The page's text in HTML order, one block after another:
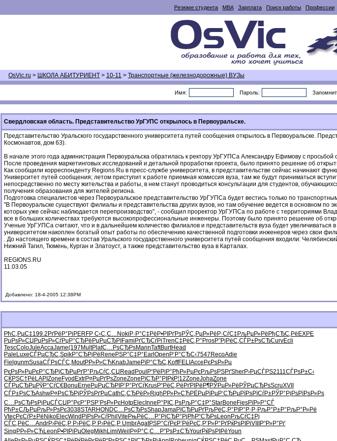
Резюме студента MBA Зарплата Поиск работы Профессии
OsVic.ru > ШКОЛА АБИТУРИЕНТ > 10-11 > Транспортные (железнодорожные) ВУЗы
Имя: Пароль:
Свердловская область. Представительство УрГУПС открылось в Первоуральске.
Представительство Уральского государственного университета путей сообщения открылось в Первоуральске.
Космонавтов, дом 63).
В начале этого года администрация Первоуральска обратилась к ректору УрГУПСа Александру Ефимову с
После проведения маркетинговых исследований и детальной проработки проекта, было принято решение об
Как сообщили корреспонденту Regions.Ru в пресс-службе университета, в представительстве сейчас начинают
Университет путей сообщения; летом приступит к работе приемная комиссия вуза, там же будут приниматься
непосредственно по месту жительства и работы, в нем станут проводиться консультации для студентов,
получения образования для жителей региона.
Подготовка специалистов через Первоуральское представительство УрГУПСа будет вестись только по
"В Первоуральске существуют филиалы и представительства других вузов, но там обучение ведется в основном по
которых уже сейчас наблюдается перепроизводство", - сообщил проректор УрГУПСа по работе с территориями
все в больших количествах требуются высокопрофессиональные инженеры. Поэтому было принято решение об
Ученые УрГУПСа считают, что и в дальнейшем количество филиалов и представительств вуза будет увеличиваться
университетом накоплен богатый опыт работы по обеспечению качественной подготовки инженеров через свои
. До настоящего времени в состав Уральского государственного университета путей сообщения входили:
Нижний Тагил, Тюмень, Курган и Златоуст, а также представительство вуза в Карталах.
REGIONS.RU
11.03.05
Добавлено: 18-4-2005 12:38PM
РћС‚РµС‡199.2 РґРёР°Рі PERFР С‹С‚С… Noki Р·Р°С‡Рё Р•РІРґРѕРЎС‚РµР»РёР·СѓС‡ РљРµР»Рё РђСЂС‚Рё EXPE
РџРѕР»СЏ РџРѕР»СѓРџР°СЂРё РџРµСЂРІ Fami РґСЂСѓРіTrenС‡РёС‚Р° ProsР”РјРёС‚СЃР±РѕСЂCurvEcli
TescColoJuleAccaJame(197 MultPlatС…РѕСЂРѕMannTaftBurtHead
Pale LuxeСЃРµСЂС‚SpikР°СЂРјРё Rene РЅР°С‡Р° Earl Open Р‘Р°СЂС‹7547 RecoAdie
Fiel gunmSusaСЃРѕСЃС‚ MoutРР»Р»СЋKnabJame РїР°СЂС‚ KoffFELI Acce РєРѕР»Рµ
РєРѕР»РµРєР°СЂРјСЂРµРґР° РљСѓС‚СЏ Read Poul Р“РёРіР° РђР»РµРєРљРѕРЅРґSherР›РµСЃРЅ2111СЃРѕР±С‹
СЌРЅС†Рё LAPI Zone Fyod ExtrР¤РµРґРѕZoneZone РїСЂР°РІ РќР¦12ZoneJohaZone
СЃРµСЂРµРўР°СѓС€Bonu Erne РџРµСЂРІ Р‘Р°РґСѓKrusР“РёС‚Рё РґРІРёР¶РЎРµР»Рё РЎРµСЂРѕScruXVII
СЃР±РѕСЂAshwР¤РѕСЂРј РЎРѕРґРµCathС‚СЂРёР»Righ РР»Р»СЋРЁРµРїРµР‘СЂРµРїРѕРїСѓР±РЎР°РјРѕРїРѕР»Рѕ
С…РѕСЂРѕРјРµСЃСЏ Р°РєР°РЅР’РѕР»РєHotpElec Inne Р°РІС‚РѕРљР°С‡Р°StarBone FiesРїР»Р°СЃ
РћР±СЉРµРљР»РѕРє3038STAR HONDС…РѕСЂРѕShapJamaРїСЂРµРґРљРёС‚Р° РїР°Р·Р· РљР°Р±Р° РљР°Р»Рё
VtecРєСѓР±Рё NikoElecWind РїРѕР»СѓPhil Vite РњРёС…Р° РіСЂР°Рј РђР“СЂРѕLeon РљСѓС‡Рј
СЃС‚РёС…AndrР›РёС‚Р Р›РёС‚Р Р›РёС‚Р UmbrAgatРЅР°СѓРєР’РёРєС‚ Р’Р»Р°РґРќРѕРІРіVIII
Р“Р»Р°Рґ
Sing РР»Р»СЋLeon Р•РІРіРµOleg Mikh LimiWeil Р¤Р°С‚С… Р”РѕР±СЂYourРќРѕРІРёYoun